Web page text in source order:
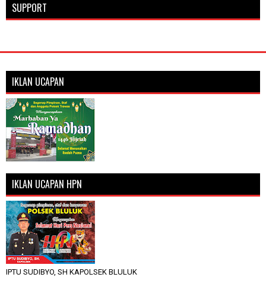
SUPPORT
IKLAN UCAPAN
IKLAN UCAPAN HPN
IPTU SUDIBYO, SH KAPOLSEK BLULUK